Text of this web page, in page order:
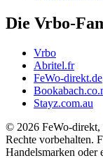
Die Vrbo-
Vrbo
Abritel.fr
FeWo-direkt.de
Stayz.com.au
© 2026 FeWo-direkt,
Rechte vorbehalten.
Handelsmarken oder